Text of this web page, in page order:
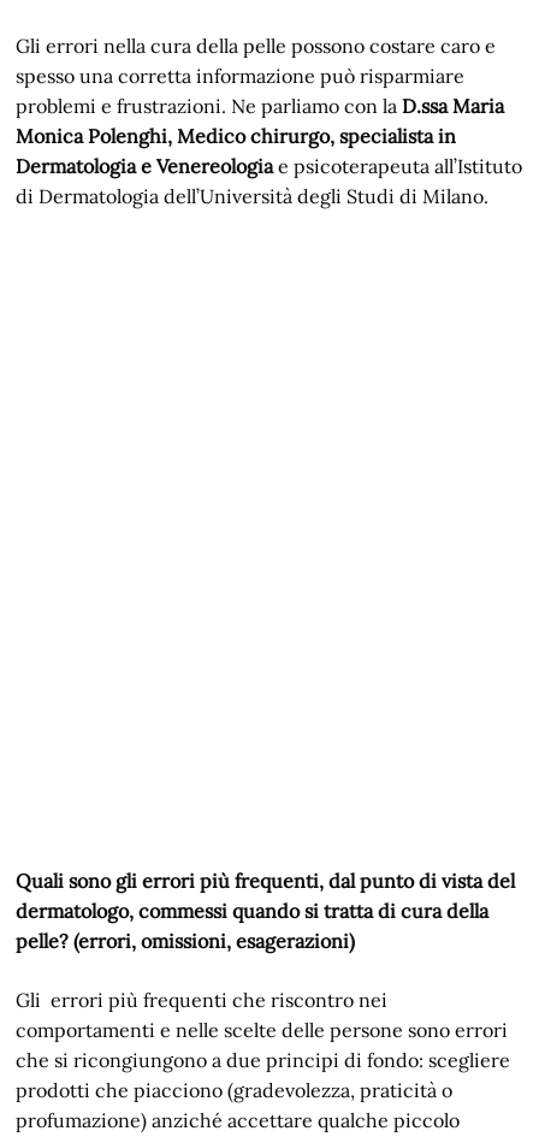
Gli errori nella cura della pelle possono costare caro e
spesso una corretta informazione può risparmiare
problemi e frustrazioni. Ne parliamo con laD.ssa Maria
Monica Polenghi, Medico chirurgo, specialista in
Dermatologia e Venereologiae psicoterapeuta all’Istituto
di Dermatologia dell’Università degli Studi di Milano.
Quali sono gli errori più frequenti, dal punto di vista del
dermatologo, commessi quando si tratta di cura della
pelle? (errori, omissioni, esagerazioni)
Gli errori più frequenti che riscontro nei
comportamenti e nelle scelte delle persone sono errori
che si ricongiungono a due principi di fondo: scegliere
prodotti che piacciono (gradevolezza, praticità o
profumazione) anziché accettare qualche piccolo